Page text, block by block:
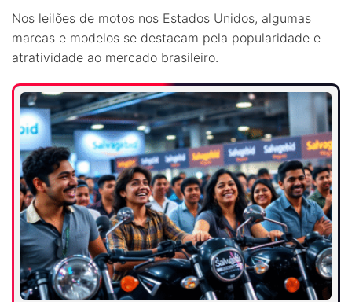
Nos leilões de motos nos Estados Unidos, algumas
marcas e modelos se destacam pela popularidade e
atratividade ao mercado brasileiro.